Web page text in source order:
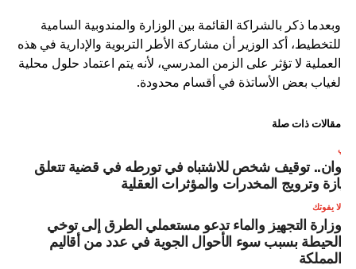
وبعدما ذكر بالشراكة القائمة بين الوزارة والمندوبية السامية
للتخطيط، أكد الوزير أن مشاركة الأطر التربوية والإدارية في هذه
العملية لا تؤثر على الزمن المدرسي، لأنه يتم اعتماد حلول محلية
لغياب بعض الأساتذة في أقسام محدودة.
مقالات ذات صلة
توقيف شخص للاشتباه في تورطه في قضية تتعلق
وترويج المخدرات والمؤثرات العقلية
لا يفوتك
وزارة التجهيز والماء تدعو مستعملي الطرق إلى توخي
الحيطة بسبب سوء الأحوال الجوية في عدد من أقاليم
المملكة